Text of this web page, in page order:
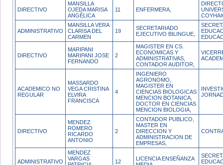
DIRECTIVO
MANSILLA
OJEDA MARISA
ANGÉLICA
11 ENFERMERA,
ADMINISTRATIVO
MANSILLA VERA
CLARISA DEL
CARMEN
19
SECRETARIADO
EJECUTIVO BILINGUE,
DIRECTIVO
MARIPANI
MARIPANI JOSE
FERNANDO
2
MAGISTER EN CS.
ECONOMICAS Y
ADMINISTRATIVAS,
CONTADOR AUDITOR,
ACADEMICO NO
REGULAR
MASSARDO
VEGA CRISTINA
ELVIRA
FRANCISCA
4
INGENIERO
AGRONOMO,
MAGISTER EN
CIENCIAS BIOLOGICAS
MENCION BOTANICA,
DOCTOR EN CIENCIAS
MENCION BIOLOGIA,
DIRECTIVO
MENDEZ
ROMERO
RICARDO
ANTONIO
2
CONTADOR PUBLICO,
MASTER EN
DIRECCION Y
ADMINISTRACION DE
EMPRESAS,
ADMINISTRATIVO
MENDEZ
VARGAS
12
LICENCIA ENSEÑANZA